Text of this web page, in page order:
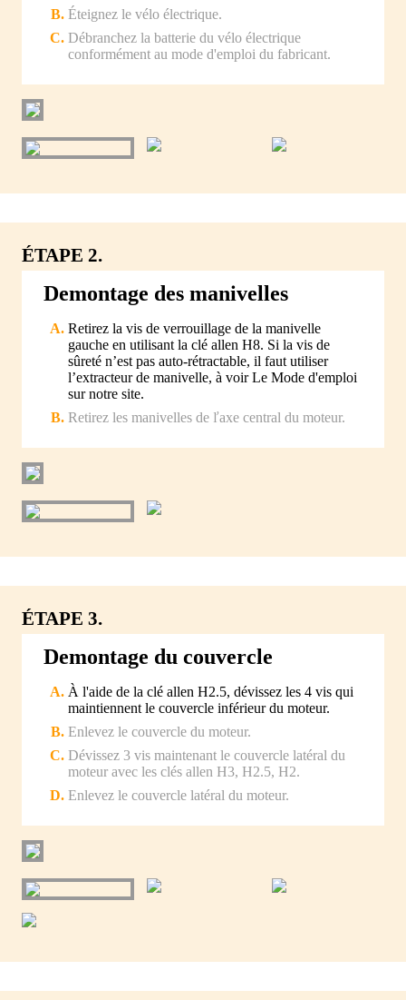
Éteignez le vélo électrique.
Débranchez la batterie du vélo électrique
conformément au mode d'emploi du fabricant.
ÉTAPE 2.
Demontage des manivelles
Retirez la vis de verrouillage de la manivelle
gauche en utilisant la clé allen H8. Si la vis de
sûreté n’est pas auto-rétractable, il faut utiliser
l’extracteur de manivelle, à voir Le Mode d'emploi
sur notre site.
Retirez les manivelles de ľaxe central du moteur.
ÉTAPE 3.
Demontage du couvercle
À l'aide de la clé allen H2.5, dévissez les 4 vis qui
maintiennent le couvercle inférieur du moteur.
Enlevez le couvercle du moteur.
Dévissez 3 vis maintenant le couvercle latéral du
moteur avec les clés allen H3, H2.5, H2.
Enlevez le couvercle latéral du moteur.